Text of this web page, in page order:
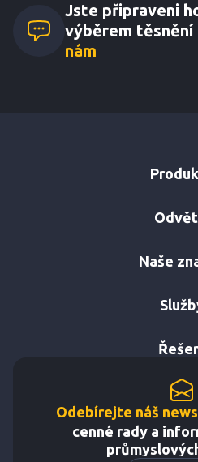
Jste připraveni
výběrem těsnění
nám
Naše
Odebírejte náš
cenné rady a